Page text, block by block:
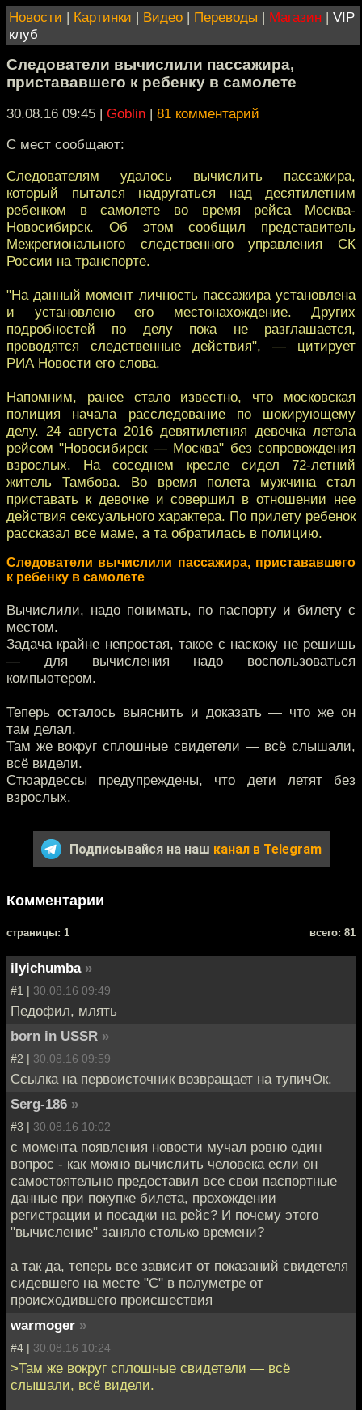
Новости | Картинки | Видео | Переводы | Магазин | VIP
клуб
Следователи вычислили пассажира,
пристававшего к ребенку в самолете
30.08.16 09:45 | Goblin | 81 комментарий
С мест сообщают:
Следователям удалось вычислить пассажира,
который пытался надругаться над десятилетним
ребенком в самолете во время рейса Москва-
Новосибирск. Об этом сообщил представитель
Межрегионального следственного управления СК
России на транспорте.
"На данный момент личность пассажира установлена
и установлено его местонахождение. Других
подробностей по делу пока не разглашается,
проводятся следственные действия", — цитирует
РИА Новости его слова.
Напомним, ранее стало известно, что московская
полиция начала расследование по шокирующему
делу. 24 августа 2016 девятилетняя девочка летела
рейсом "Новосибирск — Москва" без сопровождения
взрослых. На соседнем кресле сидел 72-летний
житель Тамбова. Во время полета мужчина стал
приставать к девочке и совершил в отношении нее
действия сексуального характера. По прилету ребенок
рассказал все маме, а та обратилась в полицию.
Следователи вычислили пассажира, пристававшего
к ребенку в самолете
Вычислили, надо понимать, по паспорту и билету с
местом.
Задача крайне непростая, такое с наскоку не решишь
— для вычисления надо воспользоваться
компьютером.
Теперь осталось выяснить и доказать — что же он
там делал.
Там же вокруг сплошные свидетели — всё слышали,
всё видели.
Стюардессы предупреждены, что дети летят без
взрослых.
Подписывайся на наш канал в Telegram
Комментарии
cтраницы: 1 всего: 81
ilyichumba »
#1 | 30.08.16 09:49
Педофил, млять
bоrn in USSR »
#2 | 30.08.16 09:59
Ссылка на первоисточник возвращает на тупичОк.
Serg-186 »
#3 | 30.08.16 10:02
с момента появления новости мучал ровно один
вопрос - как можно вычислить человека если он
самостоятельно предоставил все свои паспортные
данные при покупке билета, прохождении
регистрации и посадки на рейс? И почему этого
"вычисление" заняло столько времени?
а так да, теперь все зависит от показаний свидетеля
сидевшего на месте "С" в полуметре от
происходившего происшествия
warmoger »
#4 | 30.08.16 10:24
>Там же вокруг сплошные свидетели — всё
слышали, всё видели.